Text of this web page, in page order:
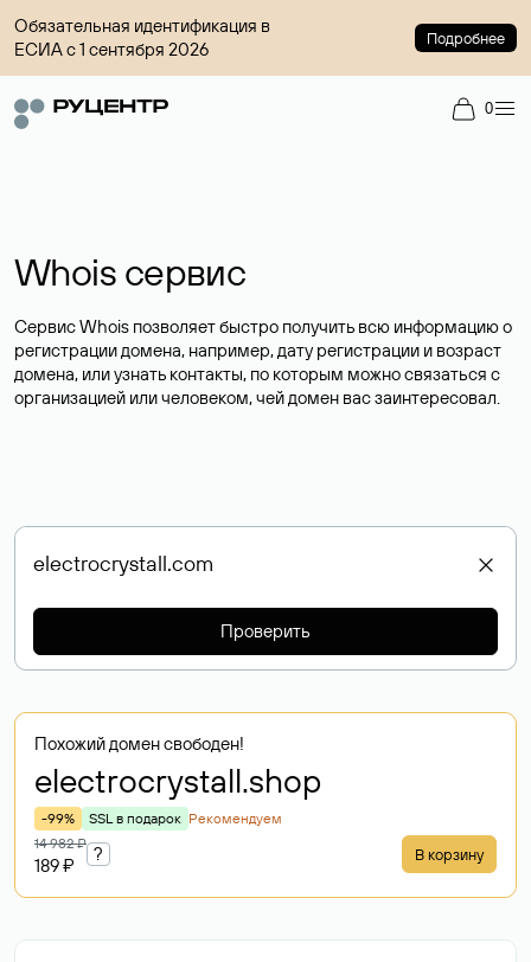
Обязательная идентификация в
ЕСИА с 1 сентября 2026
Подробнее
0
Whois сервис
Сервис Whois позволяет быстро получить всю информацию о
регистрации домена, например, дату регистрации и возраст
домена, или узнать контакты, по которым можно связаться с
организацией или человеком, чей домен вас заинтересовал.
Проверить
Похожий домен свободен!
electrocrystall.shop
-99% SSL в подарок Рекомендуем
14 982 ₽
189 ₽
? В корзину